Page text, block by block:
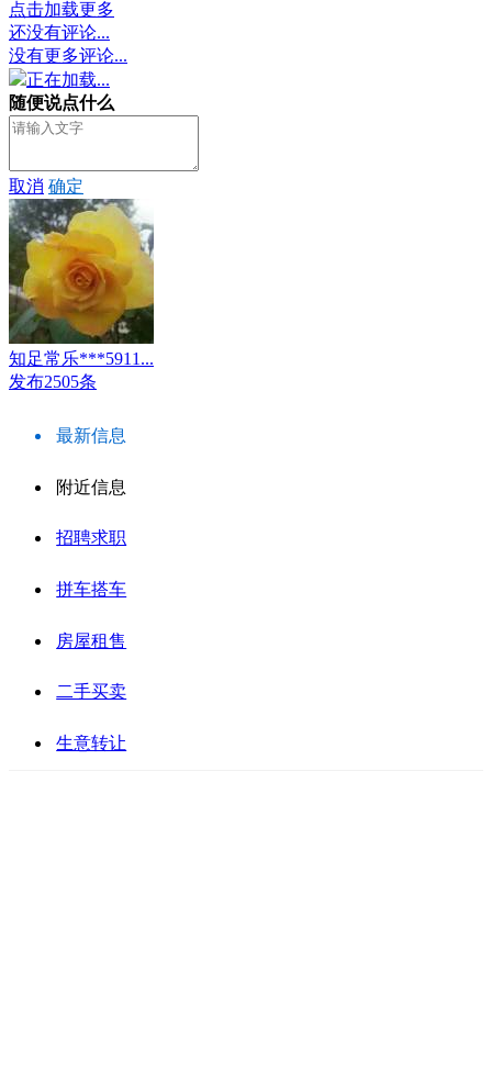
点击加载更多
还没有评论...
没有更多评论...
正在加载...
随便说点什么
取消 确定
知足常乐***5911...
发布2505条
最新信息
附近信息
招聘求职
拼车搭车
房屋租售
二手买卖
生意转让